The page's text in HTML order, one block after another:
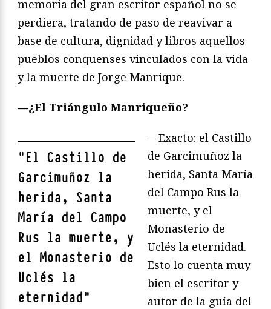
memoria del gran escritor español no se
perdiera, tratando de paso de reavivar a
base de cultura, dignidad y libros aquellos
pueblos conquenses vinculados con la vida
y la muerte de Jorge Manrique.
—¿El Triángulo Manriqueño?
"El Castillo de
Garcimuñoz la
herida, Santa
María del Campo
Rus la muerte, y
el Monasterio de
Uclés la
eternidad"
—Exacto: el Castillo
de Garcimuñoz la
herida, Santa María
del Campo Rus la
muerte, y el
Monasterio de
Uclés la eternidad.
Esto lo cuenta muy
bien el escritor y
autor de la guía del